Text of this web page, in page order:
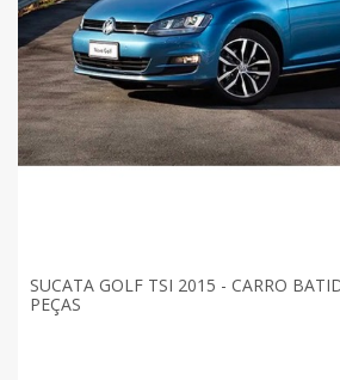
SUCATA GOLF TSI 2015 - CARRO
PEÇAS